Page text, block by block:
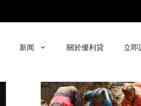
新闻 關於優利貸 立即